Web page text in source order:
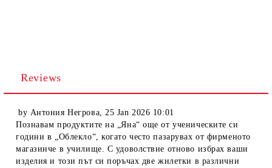
Reviews
by Антония Негрова,25 Jan 2026 10:01
Познавам продуктите на „Яна“ още от ученическите си
години в „Облекло“, когато често пазарувах от фирменото
магазинче в училище. С удоволствие отново избрах ваши
изделия и този път си поръчах две жилетки в различни